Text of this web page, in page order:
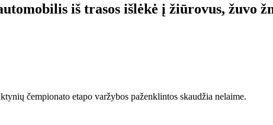
iš trasos išlėkė į žiūrovus, žuvo
čempionato etapo varžybos paženklintos skaudžia nelaime.